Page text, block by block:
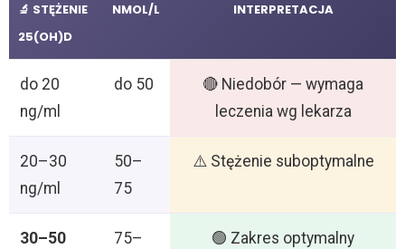
🔬 STĘŻENIE
25(OH)D
NMOL/L INTERPRETACJA
do 20
ng/ml
do 50
🔴 Niedobór — wymaga
leczenia wg lekarza
20–30
ng/ml
50–
75
⚠️ Stężenie suboptymalne
30–50
75–
🟢 Zakres optymalny